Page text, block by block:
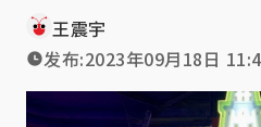
王震宇
发布:2023年09月18日